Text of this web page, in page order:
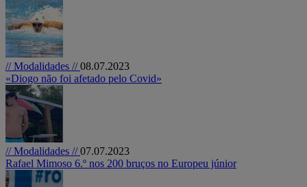
// Modalidades //08.07.2023
«Diogo não foi afetado pelo Covid»
// Modalidades //07.07.2023
Rafael Mimoso 6.º nos 200 bruços no Europeu júnior